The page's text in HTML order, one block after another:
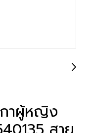
กาผู้หญิง